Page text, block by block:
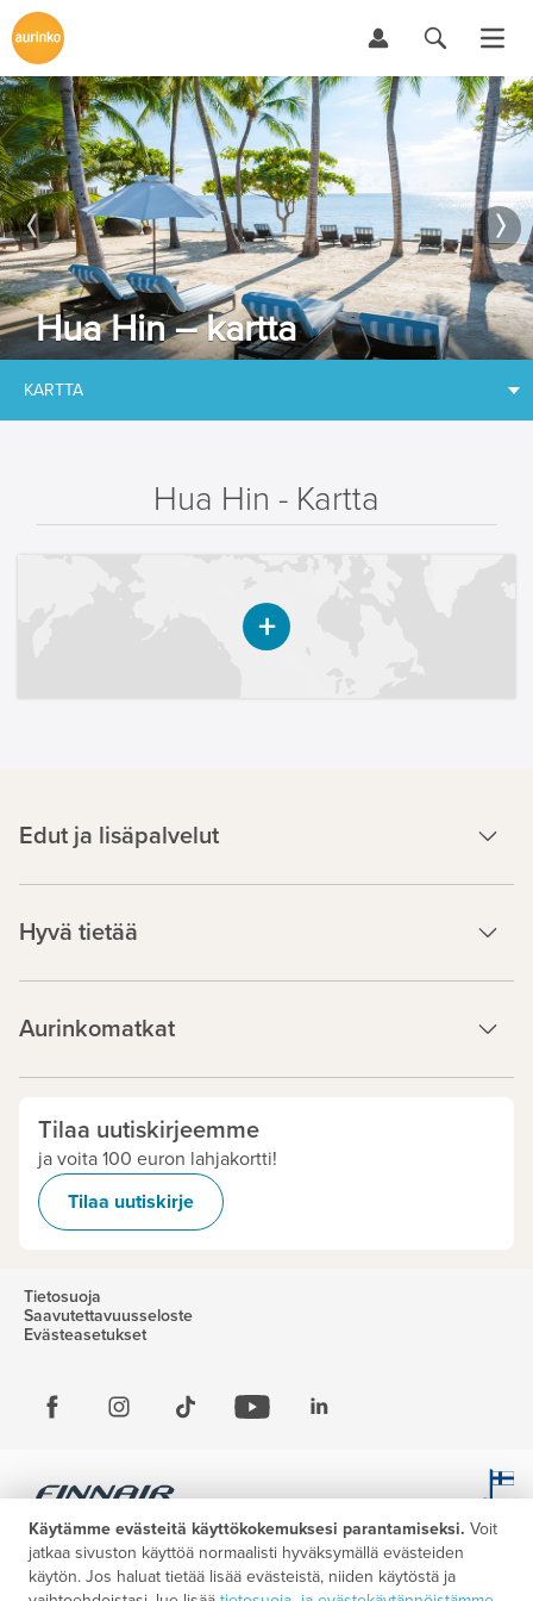
Hua Hin – kartta
KARTTA
Hua Hin - Kartta
Edut ja lisäpalvelut
Hyvä tietää
Aurinkomatkat
Tilaa uutiskirjeemme
ja voita 100 euron lahjakortti!
Tilaa uutiskirje
Tietosuoja
Saavutettavuusseloste
Evästeasetukset
Käytämme evästeitä käyttökokemuksesi parantamiseksi. Voit
jatkaa sivuston käyttöä normaalisti hyväksymällä evästeiden
käytön. Jos haluat tietää lisää evästeistä, niiden käytöstä ja